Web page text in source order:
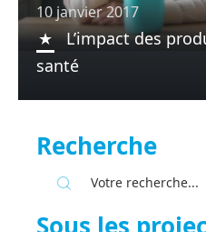
10 janvier 2017
L’impact des
santé
Recherche
Sous les